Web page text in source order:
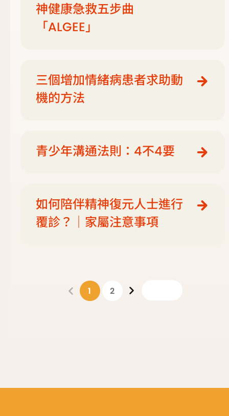
神健康急救五步曲
「ALGEE」
三個增加情緒病患者求助動
機的方法
青少年溝通法則：4不4要
如何陪伴精神復元人士進行
覆診？｜家屬注意事項
1 2